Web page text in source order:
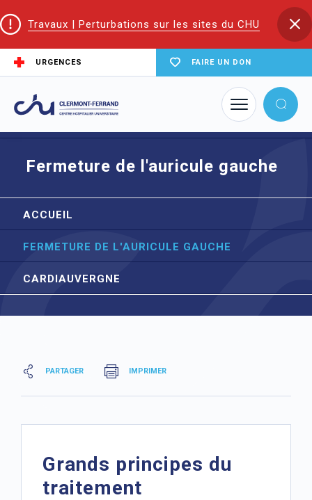
Travaux | Perturbations sur les sites du CHU
URGENCES FAIRE UN DON
Accueil
Cardiologie médicale et médecine vasculaire
Fermeture de l'auricule gauche
ACCUEIL
FERMETURE DE L'AURICULE GAUCHE
CARDIAUVERGNE
PARTAGER IMPRIMER
Grands principes du
traitement